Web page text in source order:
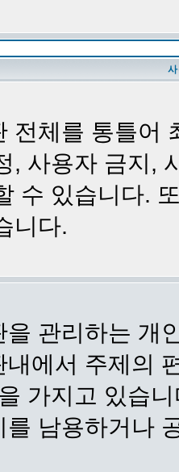
전체를 통틀어
, 사용자 금지,
수 있습니다.
니다.
을 관리하는 개
내에서 주제의
가지고 있습
를 남용하거나